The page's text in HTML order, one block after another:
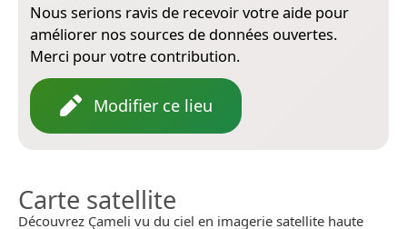
Nous serions ravis de recevoir votre aide pour
améliorer nos sources de données ouvertes.
Merci pour votre contribution.
Modifier ce lieu
Carte satellite
Découvrez Çameli vu du ciel en imagerie satellite haute